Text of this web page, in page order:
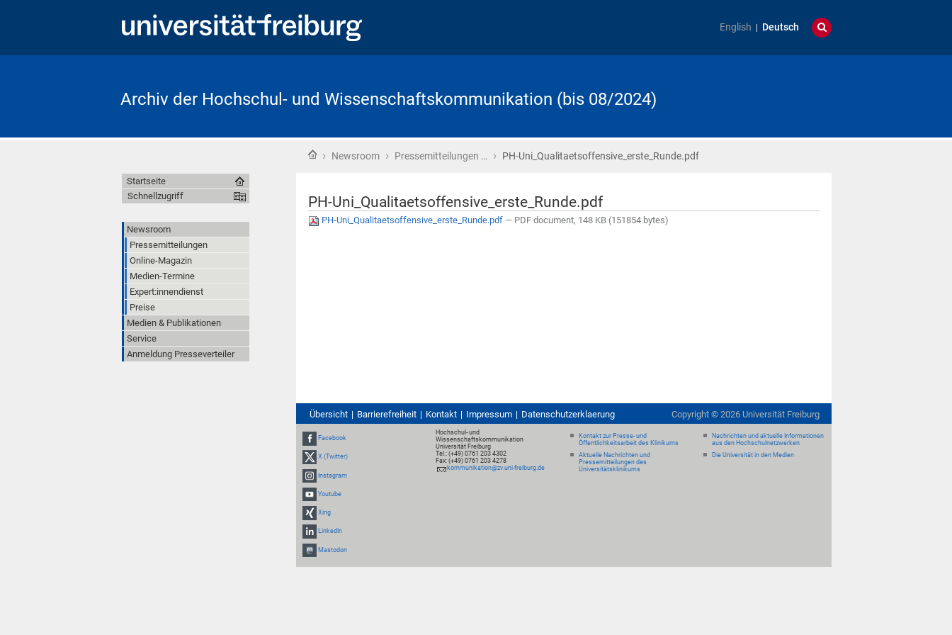
English Deutsch
Archiv der Hochschul- und Wissenschaftskommunikation (bis 08/2024)
Startseite
› Newsroom › Pressemitteilungen … › PH-Uni_Qualitaetsoffensive_erste_Runde.pdf
PH-Uni_Qualitaetsoffensive_erste_Runde.pdf
PH-Uni_Qualitaetsoffensive_erste_Runde.pdf — PDF document, 148 KB (151854 bytes)
Startseite
Schnellzugriff
Newsroom
Pressemitteilungen
Online-Magazin
Medien-Termine
Expert:innendienst
Preise
Medien & Publikationen
Service
Anmeldung Presseverteiler
Übersicht Barrierefreiheit Kontakt Impressum Datenschutzerklaerung Copyright © 2026 Universität Freiburg
Facebook
X (Twitter)
Instagram
Youtube
Xing
LinkedIn
Mastodon
Hochschul- und
Wissenschaftskommunikation
Universität Freiburg
Tel.: (+49) 0761 203 4302
Fax: (+49) 0761 203 4278
kommunikation@zv.uni-freiburg.de
Kontakt zur Presse- und
Öffentlichkeitsarbeit des Klinikums
Aktuelle Nachrichten und
Pressemitteilungen des
Universitätsklinikums
Nachrichten und aktuelle Informationen
aus den Hochschulnetzwerken
Die Universität in den Medien